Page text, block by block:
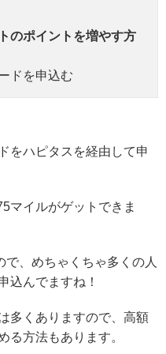
のポイントを増やす方
ドを申込む
をハピタスを経由して申
マイルがゲットできま
、めちゃくちゃ多くの人
込んでますね！
多くありますので、高額
る方法もあります。